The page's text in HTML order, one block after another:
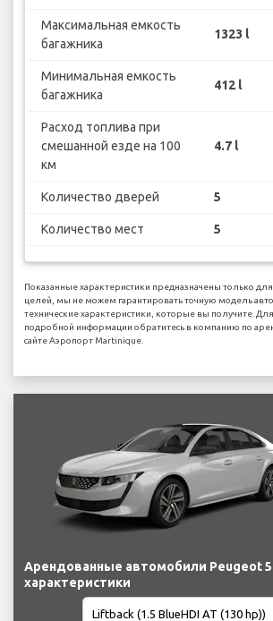
Максимальная емкость
багажника
1323 l
Минимальная емкость
багажника
412 l
Расход топлива при
смешанной езде на 100
км
4.7 l
Количество дверей 5
Количество мест 5
Показанные характеристики предназначены только
целей, мы не можем гарантировать точную модель
технические характеристики, которые вы получите.
подробной информации обратитесь в компанию по
сайте Аэропорт Martinique.
Арендованные автомобили Peugeot
характеристики